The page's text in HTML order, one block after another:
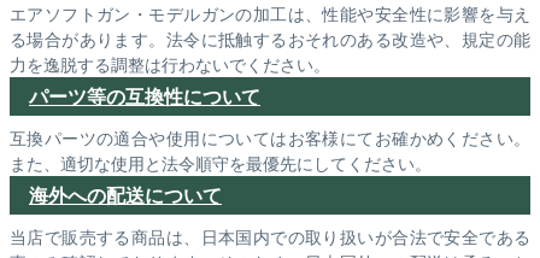
エアソフトガン・モデルガンの加工は、性能や安全性に影響を与え
る場合があります。法令に抵触するおそれのある改造や、規定の能
力を逸脱する調整は行わないでください。
パーツ等の互換性について
互換パーツの適合や使用についてはお客様にてお確かめください。
また、適切な使用と法令順守を最優先にしてください。
海外への配送について
当店で販売する商品は、日本国内での取り扱いが合法で安全である